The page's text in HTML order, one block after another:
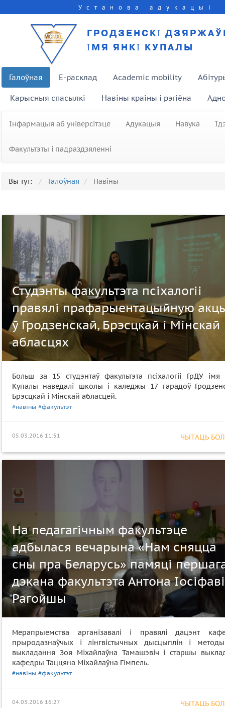
Установа адукацыі
ГРОДЗЕНСКІ
ІМЯ ЯНКІ КУПАЛЫ
Галоўная E-расклад Academic mobility
Карысныя спасылкі Навіны краіны і рэгіёна
Інфармацыя аб універсітэце Адукацыя Навука
Факультэты і падраздзяленні
Вы тут: Галоўная Навіны
Студэнты факультэта псіхалогіі
правялі прафарыентацыйную
ў Гродзенскай, Брэсцкай і Мінскай
абласцях
Больш за 15 студэнтаў факультэта псіхалогіі ГрДУ імя
Купалы наведалі школы і каледжы 17 гарадоў
Брэсцкай і Мінскай абласцей.
#навіны #факультэт
ЧЫТАЦЬ
05.03.2016 11:51
На педагагічным факультэце
адбылася вечарына «Нам сняцца
сны пра Беларусь» памяці
дэкана факультэта Антона
Рагойшы
Мерапрыемства арганізавалі і правялі дацэнт
прыродазнаўчых і лінгвістычных дысцыплін і
выкладання Зоя Міхайлаўна Тамашэвіч і старшы
кафедры Таццяна Міхайлаўна Гімпель.
#навіны #факультэт
ЧЫТАЦЬ
04.03.2016 16:27